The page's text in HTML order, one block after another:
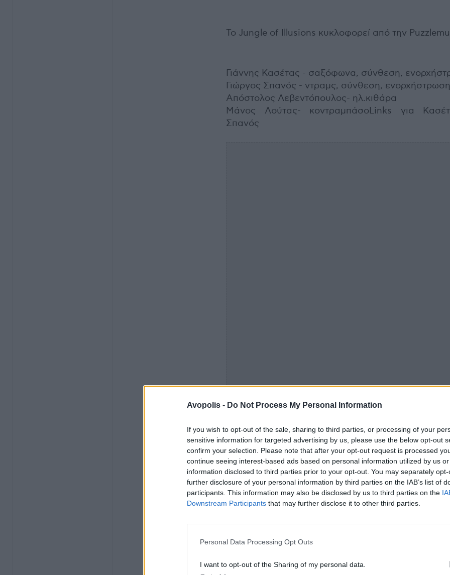
Avopolis - Do Not Process My Personal Information
If you wish to opt-out of the sale, sharing to third parties, or processing of your
sensitive information for targeted advertising by us, please use the below opt-out
confirm your selection. Please note that after your opt-out request is processed
continue seeing interest-based ads based on personal information utilized by us
information disclosed to third parties prior to your opt-out. You may separately
further disclosure of your personal information by third parties on the IAB’s list of
participants. This information may also be disclosed by us to third parties on the
Downstream Participants that may further disclose it to other third parties.
Personal Data Processing Opt Outs
I want to opt-out of the Sharing of my personal data.
Το Jungle of Illusions κυκλοφορεί από την
Γιάννης Κασέτας - σαξόφωνα, σύνθεση,
Γιώργος Σπανός - ντραμς, σύνθεση, ενορχήστρωση
Απόστολος Λεβεντόπουλος- ηλ.κιθάρα
Μάνος Λούτας- κοντραμπάσοLinks για
Σπανός